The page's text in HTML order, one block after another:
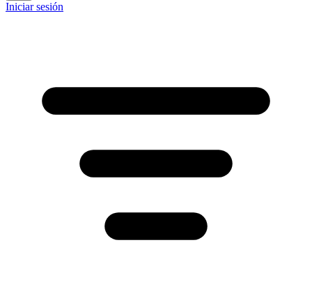
Iniciar sesión